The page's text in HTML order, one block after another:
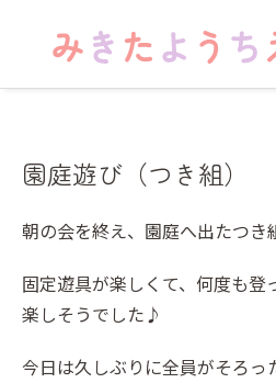
園庭遊び（つき組）
朝の会を終え、園庭へ出たつき
固定遊具が楽しくて、何度も登
楽しそうでした♪
今日は久しぶりに全員がそろっ